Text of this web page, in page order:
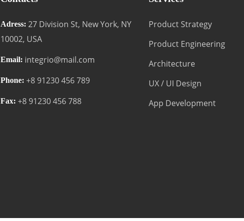
Adress: 27 Division St, New York, NY
10002, USA
Email: integrio@mail.com
Phone: +8 91230 456 789
Fax: +8 91230 456 788
Product Strategy
Product Engineering
Architecture
UX / UI Design
App Development